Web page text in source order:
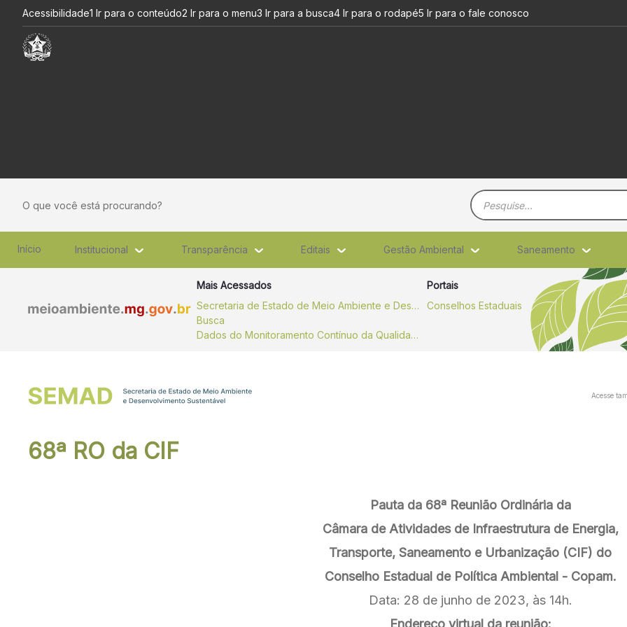
Pular para o Conteúdo principal
68ª RO da CIF - SEMAD
Acessibilidade1 Ir para o conteúdo2 Ir para o menu3 Ir para a busca4 Ir para o rodapé5 Ir para o fale conosco
O que você está procurando? Barra de busca
Início Institucional Transparência Editais Gestão Ambiental Saneamento
Mais Acessados
Secretaria de Estado de Meio Ambiente e Desenvolvimento Sustentável
Busca
Dados do Monitoramento Contínuo da Qualidade do ar
Portais
Conselhos Estaduais
Acesse
68ª RO da CIF
Pauta da 68ª Reunião Ordinária da
Câmara de Atividades de Infraestrutura de Energia,
Transporte, Saneamento e Urbanização (CIF) do
Conselho Estadual de Política Ambiental - Copam.
Data: 28 de junho de 2023, às 14h.
Endereço virtual da reunião: